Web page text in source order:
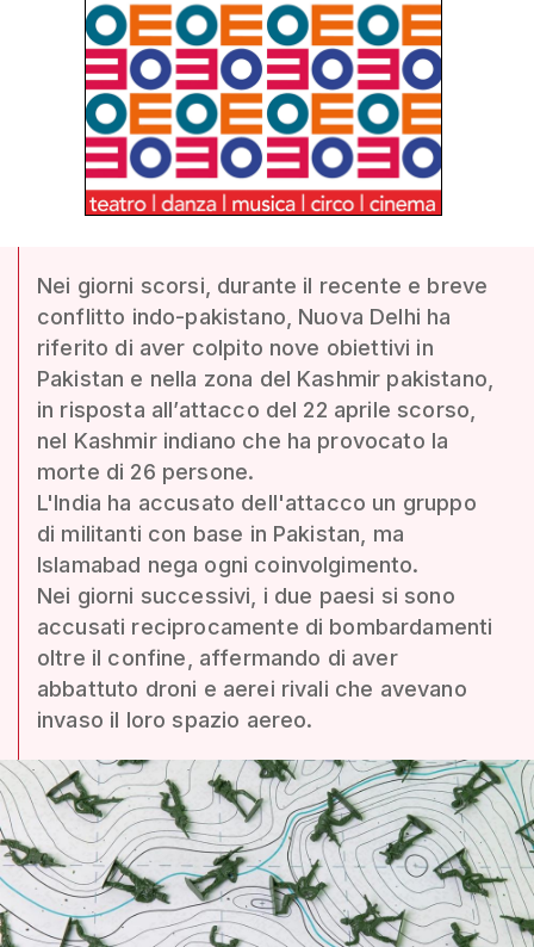
Nei giorni scorsi, durante il recente e breve
conflitto indo-pakistano, Nuova Delhi ha
riferito di aver colpito nove obiettivi in
Pakistan e nella zona del Kashmir pakistano,
in risposta all’attacco del 22 aprile scorso,
nel Kashmir indiano che ha provocato la
morte di 26 persone.
L'India ha accusato dell'attacco un gruppo
di militanti con base in Pakistan, ma
Islamabad nega ogni coinvolgimento.
Nei giorni successivi, i due paesi si sono
accusati reciprocamente di bombardamenti
oltre il confine, affermando di aver
abbattuto droni e aerei rivali che avevano
invaso il loro spazio aereo.